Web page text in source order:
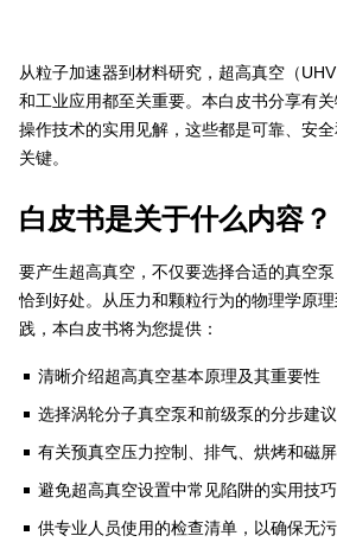
从粒子加速器到材料研究，超高真空（
和工业应用都至关重要。本白皮书分享有
操作技术的实用见解，这些都是可靠、安
关键。
白皮书是关于什么内容？
要产生超高真空，不仅要选择合适的真空
恰到好处。从压力和颗粒行为的物理学原
践，本白皮书将为您提供：
清晰介绍超高真空基本原理及其重要性
选择涡轮分子真空泵和前级泵的分步建议
有关预真空压力控制、排气、烘烤和磁
避免超高真空设置中常见陷阱的实用技巧
供专业人员使用的检查清单，以确保无